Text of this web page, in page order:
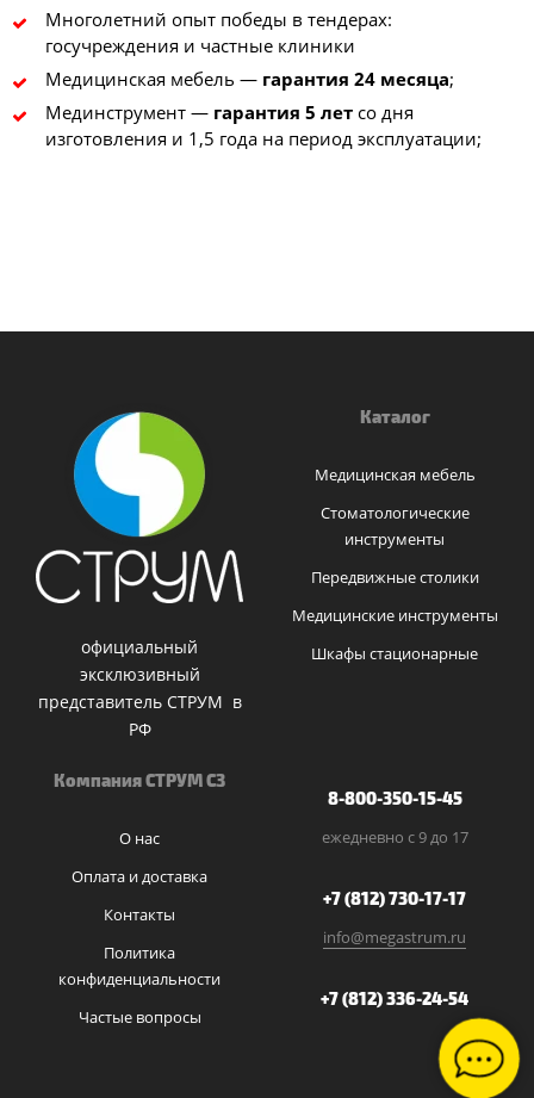
Многолетний опыт победы в тендерах:
госучреждения и частные клиники
Медицинская мебель — гарантия 24 месяца;
Мединструмент — гарантия 5 летсо дня
изготовления и 1,5 года на период эксплуатации;
официальный
эксклюзивный
представитель СТРУМ в
РФ
Каталог
Медицинская мебель
Стоматологические
инструменты
Передвижные столики
Медицинские инструменты
Шкафы стационарные
Компания СТРУМ СЗ
О нас
Оплата и доставка
Контакты
Политика
конфиденциальности
Частые вопросы
8-800-350-15-45
ежедневно с 9 до 17
+7 (812) 730-17-17
info@megastrum.ru
+7 (812) 336-24-54